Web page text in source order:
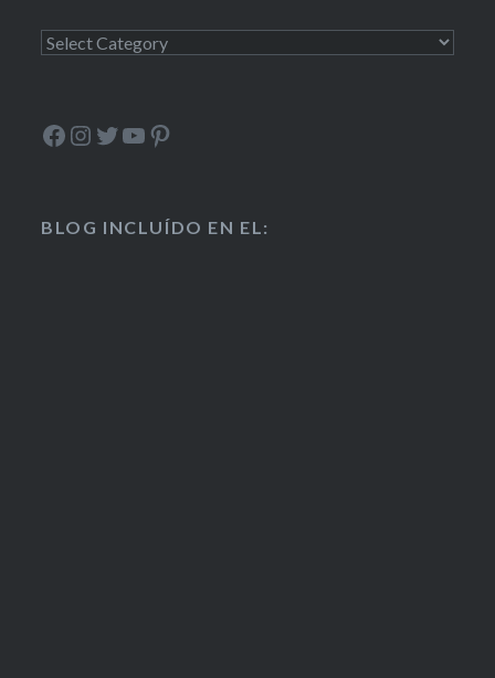
Secciones
Facebook
Instagram
Twitter
YouTube
Pinterest
BLOG INCLUÍDO EN EL: